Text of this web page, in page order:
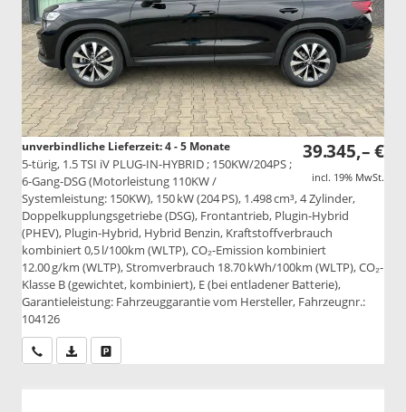
39.345,– €
incl. 19% MwSt.
unverbindliche Lieferzeit: 4 - 5 Monate
5-türig, 1.5 TSI iV PLUG-IN-HYBRID ; 150KW/204PS ;
6-Gang-DSG (Motorleistung 110KW /
Systemleistung: 150KW), 150 kW (204 PS), 1.498 cm³, 4 Zylinder,
Doppelkupplungsgetriebe (DSG), Frontantrieb, Plugin-Hybrid
(PHEV), Plugin-Hybrid, Hybrid Benzin, Kraftstoffverbrauch
kombiniert 0,5 l/100km (WLTP), CO₂-Emission kombiniert
12.00 g/km (WLTP), Stromverbrauch 18.70 kWh/100km (WLTP), CO₂-
Klasse B (gewichtet, kombiniert), E (bei entladener Batterie),
Garantieleistung: Fahrzeuggarantie vom Hersteller, Fahrzeugnr.:
104126
Wir rufen Sie anPDF-Datei, Fahrzeugexposé drucken